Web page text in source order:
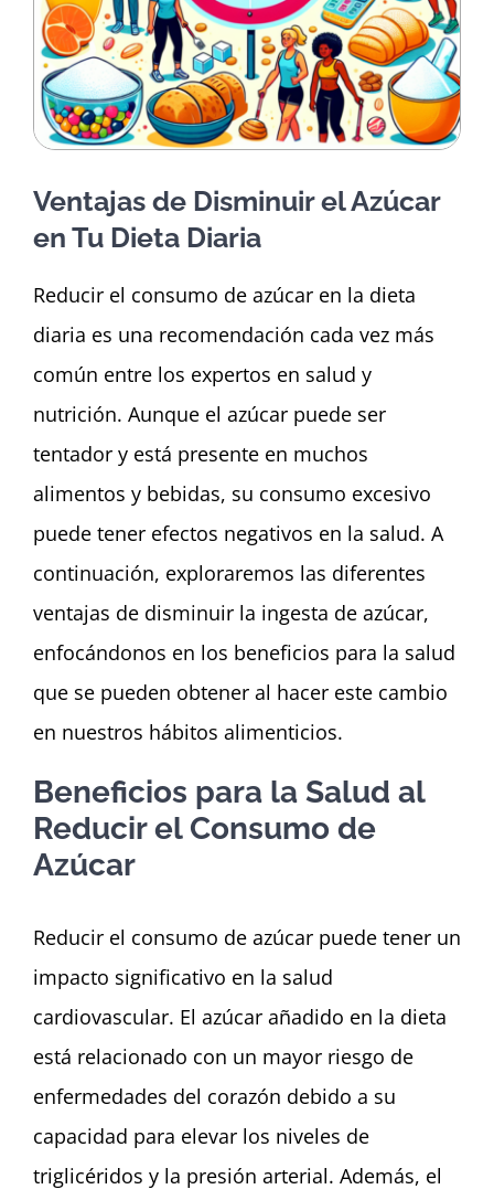
Dashboard
Ventajas de Disminuir el Azúcar
en Tu Dieta Diaria
Reducir el consumo de azúcar en la dieta
diaria es una recomendación cada vez más
común entre los expertos en salud y
nutrición. Aunque el azúcar puede ser
tentador y está presente en muchos
alimentos y bebidas, su consumo excesivo
puede tener efectos negativos en la salud. A
continuación, exploraremos las diferentes
ventajas de disminuir la ingesta de azúcar,
enfocándonos en los beneficios para la salud
que se pueden obtener al hacer este cambio
en nuestros hábitos alimenticios.
Beneficios para la Salud al
Reducir el Consumo de
Azúcar
Reducir el consumo de azúcar puede tener un
impacto significativo en la salud
cardiovascular. El azúcar añadido en la dieta
está relacionado con un mayor riesgo de
enfermedades del corazón debido a su
capacidad para elevar los niveles de
triglicéridos y la presión arterial. Además, el